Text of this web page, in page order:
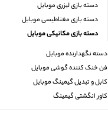
دسته بازی لیزری موبایل
دسته بازی مغناطیسی موبایل
دسته بازی مکانیکی موبایل
دسته نگهدارنده موبایل
فن خنک کننده گوشی موبایل
کابل و تبدیل گیمینگ موبایل
کاور انگشتی گیمینگ